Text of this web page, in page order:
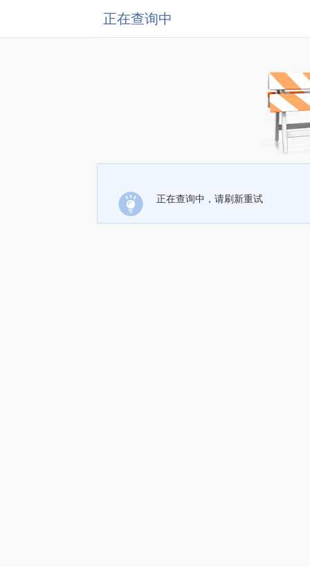
正在查询中
正在查询中，请刷新重试